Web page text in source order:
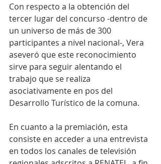
Con respecto a la obtención del
tercer lugar del concurso -dentro de
un universo de más de 300
participantes a nivel nacional-, Vera
aseveró que este reconocimiento
sirve para seguir alentando el
trabajo que se realiza
asociativamente en pos del
Desarrollo Turístico de la comuna.
En cuanto a la premiación, esta
consiste en acceder a una entrevista
en todos los canales de televisión